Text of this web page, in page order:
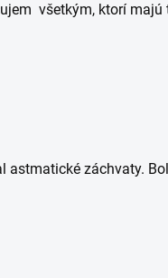
všetkým, ktorí
astmatické záchvaty.